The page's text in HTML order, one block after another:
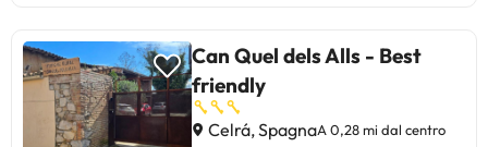
Can Quel dels Alls - Best
friendly
Celrá, SpagnaA 0,28 mi dal centro